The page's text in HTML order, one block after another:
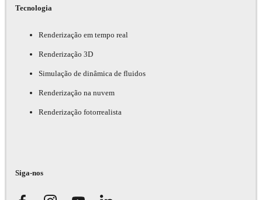
Tecnologia
Renderização em tempo real
Renderização 3D
Simulação de dinâmica de fluidos
Renderização na nuvem
Renderização fotorrealista
Siga-nos